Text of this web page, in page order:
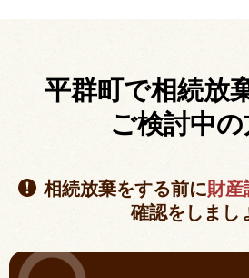
平群町で相続放
ご検討中
相続放棄をする前に財産
確認をしまし